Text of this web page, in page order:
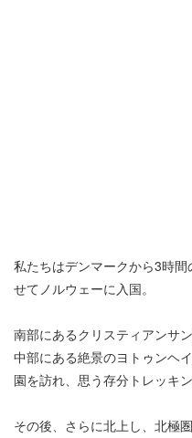
私たちはデンマークから3時
せてノルウェーに入国。
南部にあるクリスティアンサ
中部にある絶景のヨトゥンヘ
園を訪れ、思う存分トレッキ
その後、さらに北上し、北極